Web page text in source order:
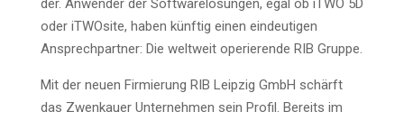
der. Anwen­der der Soft­ware­lö­sun­gen, egal ob iTWO 5D
oder iTWO­si­te, haben künf­tig einen ein­deu­ti­gen
Ansprech­part­ner: Die welt­weit ope­rie­ren­de RIB Gruppe.
Mit der neu­en Fir­mie­rung RIB Leip­zig GmbH schärft
das Zwenkau­er Unter­neh­men sein Pro­fil. Bereits im